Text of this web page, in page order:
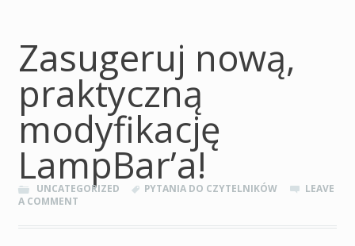
Zasugeruj nową,
praktyczną
modyfikację
LampBar’a!
UNCATEGORIZED PYTANIA DO CZYTELNIKÓW
LEAVE
A COMMENT